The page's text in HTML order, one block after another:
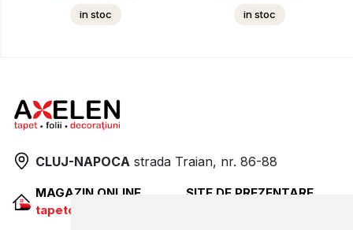
in stoc in stoc
CLUJ-NAPOCA strada Traian, nr. 86-88
MAGAZIN ONLINE
tapetcugarantie.ro
SITE DE PREZENTARE